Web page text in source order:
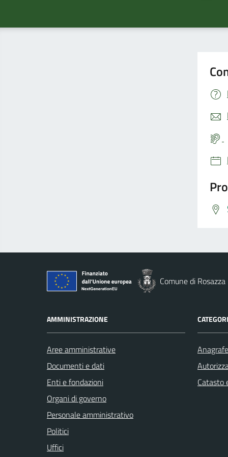
Comune di Rosazza
AMMINISTRAZIONE
Aree amministrative
Documenti e dati
Enti e fondazioni
Organi di governo
Personale amministrativo
Politici
Uffici
Catasto